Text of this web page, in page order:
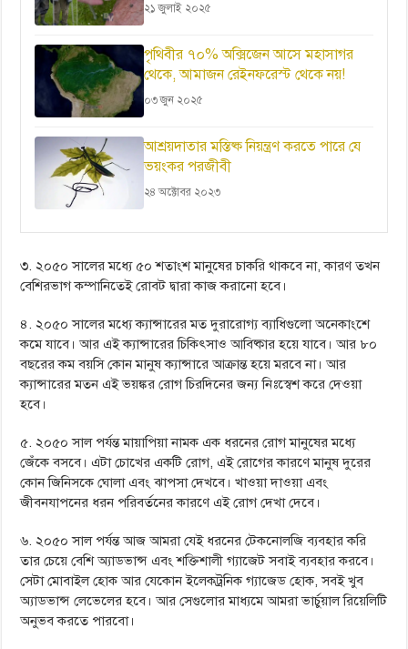
২১ জুলাই ২০২৫
পৃথিবীর ৭০% অক্সিজেন আসে মহাসাগর
থেকে, আমাজন রেইনফরেস্ট থেকে নয়!
০৩ জুন ২০২৫
আশ্রয়দাতার মস্তিষ্ক নিয়ন্ত্রণ করতে পারে যে
ভয়ংকর পরজীবী
২৪ অক্টোবর ২০২৩
৩. ২০৫০ সালের মধ্যে ৫০ শতাংশ মানুষের চাকরি থাকবে না, কারণ তখন
বেশিরভাগ কম্পানিতেই রোবট দ্বারা কাজ করানো হবে।
৪. ২০৫০ সালের মধ্যে ক্যান্সারের মত দুরারোগ্য ব্যাধিগুলো অনেকাংশে
কমে যাবে। আর এই ক্যান্সারের চিকিৎসাও আবিষ্কার হয়ে যাবে। আর ৮০
বছরের কম বয়সি কোন মানুষ ক্যান্সারে আক্রান্ত হয়ে মরবে না। আর
ক্যান্সারের মতন এই ভয়ঙ্কর রোগ চিরদিনের জন্য নিঃস্বেশ করে দেওয়া
হবে।
৫. ২০৫০ সাল পর্যন্ত মায়াপিয়া নামক এক ধরনের রোগ মানুষের মধ্যে
জেঁকে বসবে। এটা চোখের একটি রোগ, এই রোগের কারণে মানুষ দুরের
কোন জিনিসকে ঘোলা এবং ঝাপসা দেখবে। খাওয়া দাওয়া এবং
জীবনযাপনের ধরন পরিবর্তনের কারণে এই রোগ দেখা দেবে।
৬. ২০৫০ সাল পর্যন্ত আজ আমরা যেই ধরনের টেকনোলজি ব্যবহার করি
তার চেয়ে বেশি অ্যাডভান্স এবং শক্তিশালী গ্যাজেট সবাই ব্যবহার করবে।
সেটা মোবাইল হোক আর যেকোন ইলেকট্রনিক গ্যাজেড হোক, সবই খুব
অ্যাডভান্স লেভেলের হবে। আর সেগুলোর মাধ্যমে আমরা ভার্চুয়াল রিয়েলিটি
অনুভব করতে পারবো।